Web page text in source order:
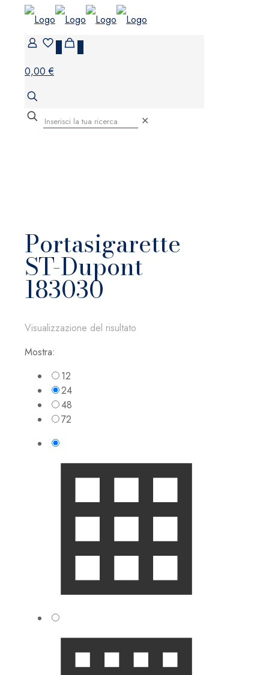
0,00 €
✕
Portasigarette
ST-Dupont
183030
Visualizzazione del risultato
Mostra:
12
24
48
72